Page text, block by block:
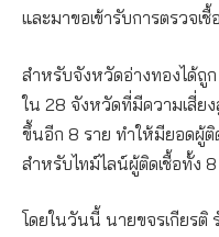
และมาขอเข้ารับการตรวจเ
สำหรับจังหวัดอ่างทองได้ถู
ใน 28 จังหวัดที่มีความเสี่ย
ขึ้นอีก 8 ราย ทำให้มียอดผู้
สำหรับไทม์ไลน์ผู้ติดเชื้อทั้ง
โดยในวันนี้ นายขจรเกียร